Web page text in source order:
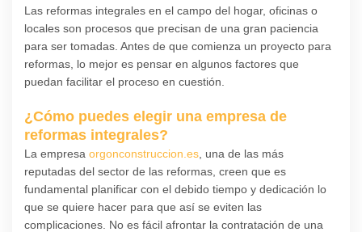
Las reformas integrales en el campo del hogar, oficinas o
locales son procesos que precisan de una gran paciencia
para ser tomadas. Antes de que comienza un proyecto para
reformas, lo mejor es pensar en algunos factores que
puedan facilitar el proceso en cuestión.
¿Cómo puedes elegir una empresa de
reformas integrales?
La empresa orgonconstruccion.es , una de las más
reputadas del sector de las reformas, creen que es
fundamental planificar con el debido tiempo y dedicación lo
que se quiere hacer para que así se eviten las
complicaciones. No es fácil afrontar la contratación de una